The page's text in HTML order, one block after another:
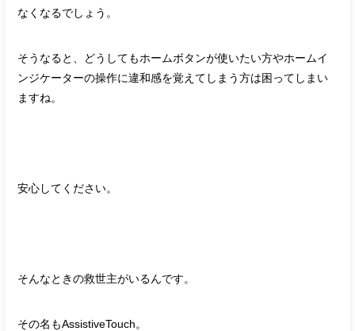
なくなるでしょう。
そうなると、どうしてもホームボタンが使いたい方やホームイ
ンジケーターの操作に違和感を覚えてしまう方は困ってしまい
ますね。
安心してください。
そんなときの救世主がいるんです。
その名もAssistiveTouch。